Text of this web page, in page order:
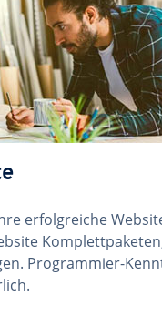
erfolgreiche
Programmier-